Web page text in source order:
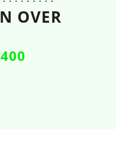
OVER